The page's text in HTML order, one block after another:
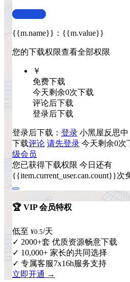
查看演示
{{m.name}} ： {{m.value}}
您的下载权限查看全部权限
￥
免费下载
今天剩余0次下载
评论后下载
登录后下载
登录后下载： 登录 小黑屋反思中
下载评论 请先登录 今天剩余0次
级会员
您已获得下载权限 今日还有
{{item.current_user.can.count}}次
🏆 VIP 会员特权
低至 ¥0.5/天
✓ 2000+套 优质资源畅意下载
✓ 10,000+ 家长的共同选择
✓ 专属客服7x16h服务支持
立即开通 →